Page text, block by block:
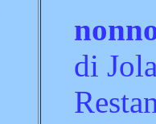
di